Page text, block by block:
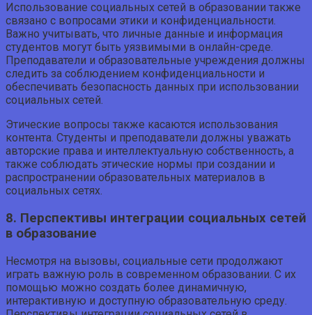
Использование социальных сетей в образовании также
связано с вопросами этики и конфиденциальности.
Важно учитывать, что личные данные и информация
студентов могут быть уязвимыми в онлайн-среде.
Преподаватели и образовательные учреждения должны
следить за соблюдением конфиденциальности и
обеспечивать безопасность данных при использовании
социальных сетей.
Этические вопросы также касаются использования
контента. Студенты и преподаватели должны уважать
авторские права и интеллектуальную собственность, а
также соблюдать этические нормы при создании и
распространении образовательных материалов в
социальных сетях.
8. Перспективы интеграции социальных сетей
в образование
Несмотря на вызовы, социальные сети продолжают
играть важную роль в современном образовании. С их
помощью можно создать более динамичную,
интерактивную и доступную образовательную среду.